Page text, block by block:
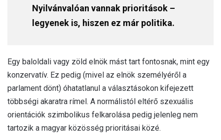
Nyilvánvalóan vannak prioritások –
legyenek is, hiszen ez már politika.
Egy baloldali vagy zöld elnök mást tart fontosnak, mint egy
konzervatív. Ez pedig (mivel az elnök személyéről a
parlament dönt) óhatatlanul a választásokon kifejezett
többségi akaratra rímel. A normálistól eltérő szexuális
orientációk szimbolikus felkarolása pedig jelenleg nem
tartozik a magyar közösség prioritásai közé.